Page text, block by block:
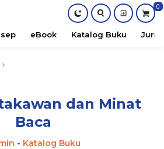
0
eBook Katalog Buku
dan Minat
Baca
- Katalog Buku